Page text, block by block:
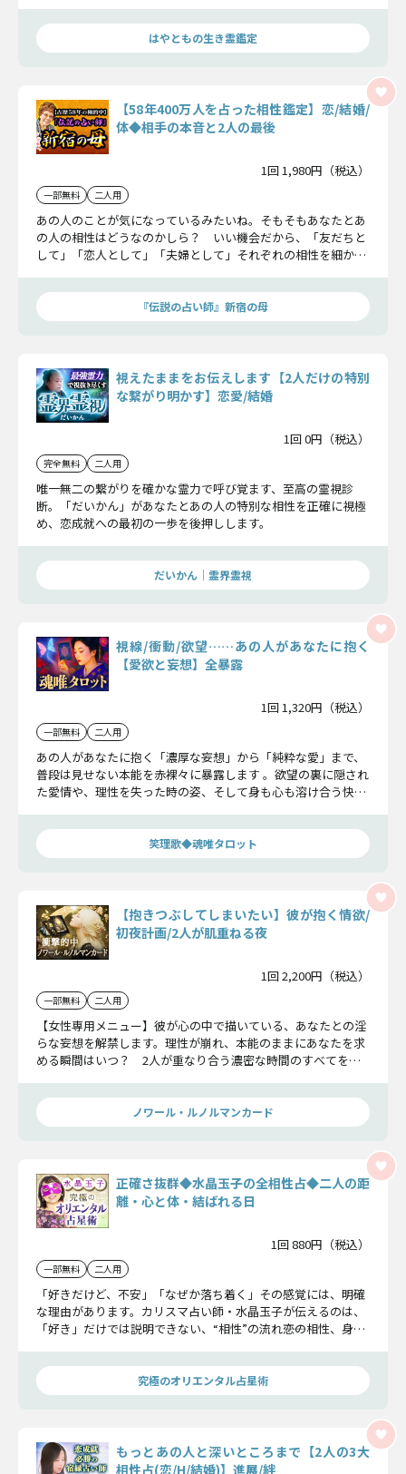
はやともの生き霊鑑定
【58年400万人を占った相性鑑定】恋/結婚/
体◆相手の本音と2人の最後
1回 1,980円（税込）
一部無料 二人用
あの人のことが気になっているみたいね。そもそもあなたとあ
の人の相性はどうなのかしら？ いい機会だから、「友だちと
して」「恋人として」「夫婦として」それぞれの相性を細かい
『伝説の占い師』新宿の母
視えたままをお伝えします【2人だけの特別
な繋がり明かす】恋愛/結婚
1回 0円（税込）
完全無料 二人用
唯一無二の繋がりを確かな霊力で呼び覚ます、至高の霊視診
断。「だいかん」があなたとあの人の特別な相性を正確に視極
め、恋成就への最初の一歩を後押しします。
だいかん｜霊界霊視
視線/衝動/欲望……あの人があなたに抱く
【愛欲と妄想】全暴露
1回 1,320円（税込）
一部無料 二人用
あの人があなたに抱く「濃厚な妄想」から「純粋な愛」まで、
普段は見せない本能を赤裸々に暴露します 。欲望の裏に隠され
た愛情や、理性を失った時の姿、そして身も心も溶け合う快楽
笑理歌◆魂唯タロット
【抱きつぶしてしまいたい】彼が抱く情欲/
初夜計画/2人が肌重ねる夜
1回 2,200円（税込）
一部無料 二人用
【女性専用メニュー】彼が心の中で描いている、あなたとの淫
らな妄想を解禁します。理性が崩れ、本能のままにあなたを求
める瞬間はいつ？ 2人が重なり合う濃密な時間のすべてを、
ノワール・ルノルマンカード
正確さ抜群◆水晶玉子の全相性占◆二人の距
離・心と体・結ばれる日
1回 880円（税込）
一部無料 二人用
「好きだけど、不安」「なぜか落ち着く」その感覚には、明確
な理由があります。カリスマ占い師・水晶玉子が伝えるのは、
「好き」だけでは説明できない、“相性”の流れ――恋の相性、身体
トを徹底的に占います。
究極のオリエンタル占星術
もっとあの人と深いところまで【2人の3大
相性占(恋/H/結婚)】進展/絆